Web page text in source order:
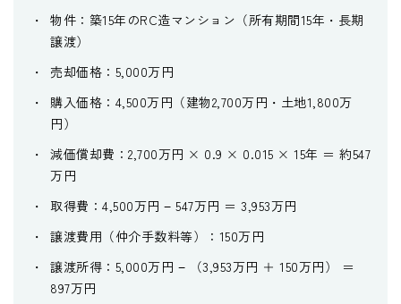
物件：築15年のRC造マンション（所有期間15年・長期
譲渡）
売却価格：5,000万円
購入価格：4,500万円（建物2,700万円・土地1,800万
円）
減価償却費：2,700万円 × 0.9 × 0.015 × 15年 ＝ 約547
万円
取得費：4,500万円 − 547万円 ＝ 3,953万円
譲渡費用（仲介手数料等）：150万円
譲渡所得：5,000万円 − （3,953万円 ＋ 150万円） ＝
897万円